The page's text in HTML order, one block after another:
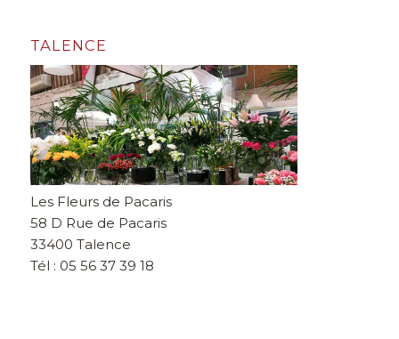
TALENCE
Les Fleurs de Pacaris
58 D Rue de Pacaris
33400 Talence
Tél : 05 56 37 39 18